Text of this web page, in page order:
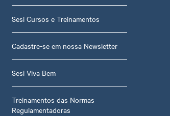
Sesi Cursos e Treinamentos
Cadastre-se em nossa Newsletter
Sesi Viva Bem
Treinamentos das Normas
Regulamentadoras